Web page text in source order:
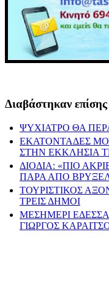
Διαβάστηκαν επίσης
ΨΥΧΙΑΤΡΟ ΘΑ
ΕΚΑΤΟΝΤΑΔΕΣ
ΣΤΗΝ ΕΚΚΛΗΣΙΑ
ΔΙΟΔΙΑ: «ΠΙΟ
ΠΑΡΑ ΑΠΟ
ΤΟΥΡΙΣΤΙΚΟΣ
ΤΡΕΙΣ ΔΗΜΟΙ
ΜΕΣΗΜΕΡΙ
ΓΙΩΡΓΟΣ